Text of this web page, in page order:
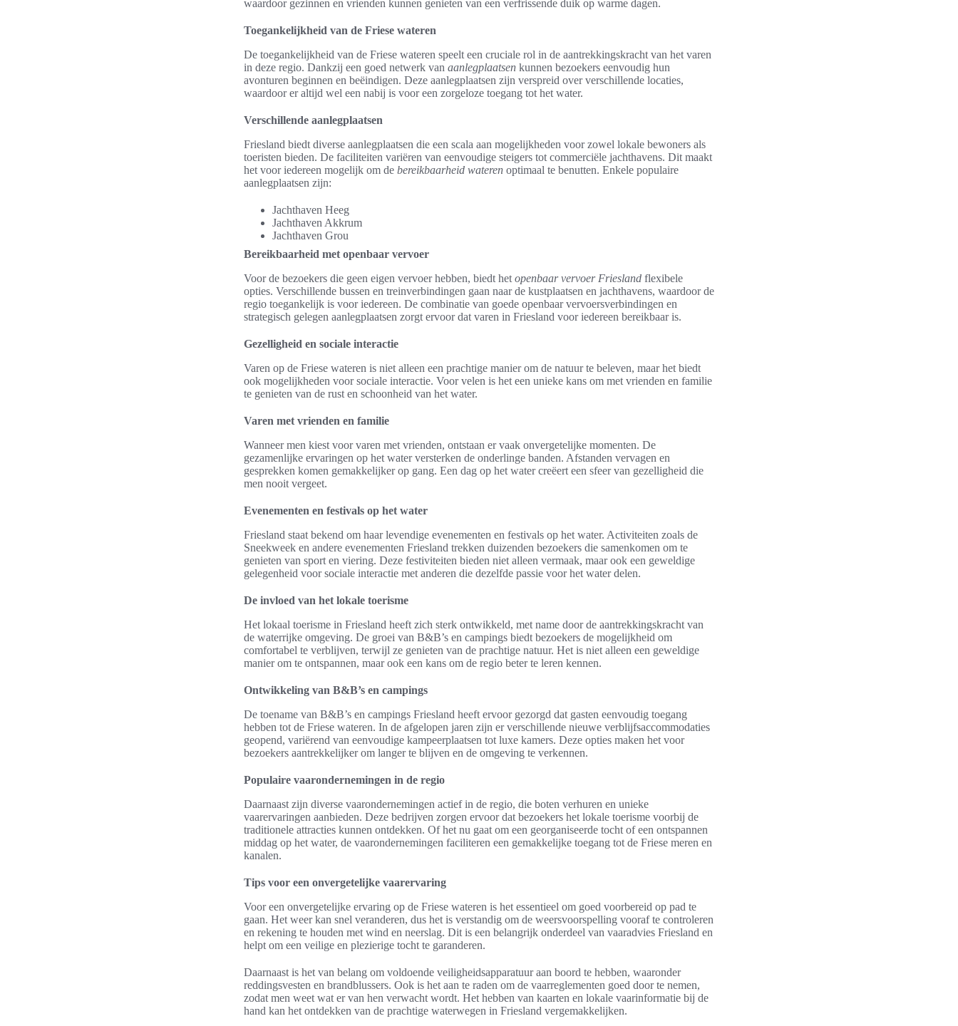
waardoor gezinnen en vrienden kunnen genieten van een verfrissende duik op warme dagen.
Toegankelijkheid van de Friese wateren
De toegankelijkheid van de Friese wateren speelt een cruciale rol in de aantrekkingskracht van het varen
in deze regio. Dankzij een goed netwerk van aanlegplaatsen kunnen bezoekers eenvoudig hun
avonturen beginnen en beëindigen. Deze aanlegplaatsen zijn verspreid over verschillende locaties,
waardoor er altijd wel een nabij is voor een zorgeloze toegang tot het water.
Verschillende aanlegplaatsen
Friesland biedt diverse aanlegplaatsen die een scala aan mogelijkheden voor zowel lokale bewoners als
toeristen bieden. De faciliteiten variëren van eenvoudige steigers tot commerciële jachthavens. Dit maakt
het voor iedereen mogelijk om de bereikbaarheid wateren optimaal te benutten. Enkele populaire
aanlegplaatsen zijn:
Jachthaven Heeg
Jachthaven Akkrum
Jachthaven Grou
Bereikbaarheid met openbaar vervoer
Voor de bezoekers die geen eigen vervoer hebben, biedt het openbaar vervoer Friesland flexibele
opties. Verschillende bussen en treinverbindingen gaan naar de kustplaatsen en jachthavens, waardoor de
regio toegankelijk is voor iedereen. De combinatie van goede openbaar vervoersverbindingen en
strategisch gelegen aanlegplaatsen zorgt ervoor dat varen in Friesland voor iedereen bereikbaar is.
Gezelligheid en sociale interactie
Varen op de Friese wateren is niet alleen een prachtige manier om de natuur te beleven, maar het biedt
ook mogelijkheden voor sociale interactie. Voor velen is het een unieke kans om met vrienden en familie
te genieten van de rust en schoonheid van het water.
Varen met vrienden en familie
Wanneer men kiest voor varen met vrienden, ontstaan er vaak onvergetelijke momenten. De
gezamenlijke ervaringen op het water versterken de onderlinge banden. Afstanden vervagen en
gesprekken komen gemakkelijker op gang. Een dag op het water creëert een sfeer van gezelligheid die
men nooit vergeet.
Evenementen en festivals op het water
Friesland staat bekend om haar levendige evenementen en festivals op het water. Activiteiten zoals de
Sneekweek en andere evenementen Friesland trekken duizenden bezoekers die samenkomen om te
genieten van sport en viering. Deze festiviteiten bieden niet alleen vermaak, maar ook een geweldige
gelegenheid voor sociale interactie met anderen die dezelfde passie voor het water delen.
De invloed van het lokale toerisme
Het lokaal toerisme in Friesland heeft zich sterk ontwikkeld, met name door de aantrekkingskracht van
de waterrijke omgeving. De groei van B&B’s en campings biedt bezoekers de mogelijkheid om
comfortabel te verblijven, terwijl ze genieten van de prachtige natuur. Het is niet alleen een geweldige
manier om te ontspannen, maar ook een kans om de regio beter te leren kennen.
Ontwikkeling van B&B’s en campings
De toename van B&B’s en campings Friesland heeft ervoor gezorgd dat gasten eenvoudig toegang
hebben tot de Friese wateren. In de afgelopen jaren zijn er verschillende nieuwe verblijfsaccommodaties
geopend, variërend van eenvoudige kampeerplaatsen tot luxe kamers. Deze opties maken het voor
bezoekers aantrekkelijker om langer te blijven en de omgeving te verkennen.
Populaire vaarondernemingen in de regio
Daarnaast zijn diverse vaarondernemingen actief in de regio, die boten verhuren en unieke
vaarervaringen aanbieden. Deze bedrijven zorgen ervoor dat bezoekers het lokale toerisme voorbij de
traditionele attracties kunnen ontdekken. Of het nu gaat om een georganiseerde tocht of een ontspannen
middag op het water, de vaarondernemingen faciliteren een gemakkelijke toegang tot de Friese meren en
kanalen.
Tips voor een onvergetelijke vaarervaring
Voor een onvergetelijke ervaring op de Friese wateren is het essentieel om goed voorbereid op pad te
gaan. Het weer kan snel veranderen, dus het is verstandig om de weersvoorspelling vooraf te controleren
en rekening te houden met wind en neerslag. Dit is een belangrijk onderdeel van vaaradvies Friesland en
helpt om een veilige en plezierige tocht te garanderen.
Daarnaast is het van belang om voldoende veiligheidsapparatuur aan boord te hebben, waaronder
reddingsvesten en brandblussers. Ook is het aan te raden om de vaarreglementen goed door te nemen,
zodat men weet wat er van hen verwacht wordt. Het hebben van kaarten en lokale vaarinformatie bij de
hand kan het ontdekken van de prachtige waterwegen in Friesland vergemakkelijken.